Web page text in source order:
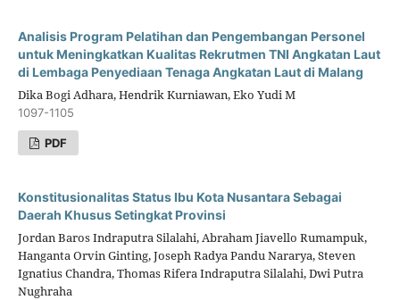
Analisis Program Pelatihan dan Pengembangan Personel
untuk Meningkatkan Kualitas Rekrutmen TNI Angkatan Laut
di Lembaga Penyediaan Tenaga Angkatan Laut di Malang
Dika Bogi Adhara, Hendrik Kurniawan, Eko Yudi M
1097-1105
PDF
Konstitusionalitas Status Ibu Kota Nusantara Sebagai
Daerah Khusus Setingkat Provinsi
Jordan Baros Indraputra Silalahi, Abraham Jiavello Rumampuk,
Hanganta Orvin Ginting, Joseph Radya Pandu Nararya, Steven
Ignatius Chandra, Thomas Rifera Indraputra Silalahi, Dwi Putra
Nughraha